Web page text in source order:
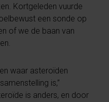
Kortgeleden vuurde
een sonde op
of we de baan van
waar asteroïden
is,”
is anders, en door